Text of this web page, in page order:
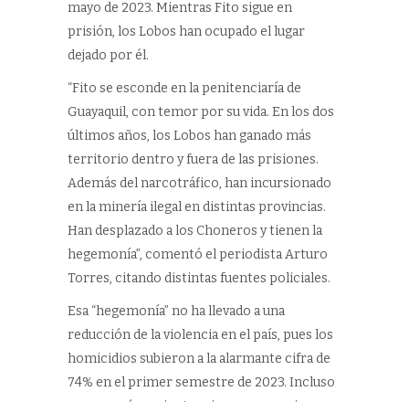
mayo de 2023. Mientras Fito sigue en
prisión, los Lobos han ocupado el lugar
dejado por él.
“Fito se esconde en la penitenciaría de
Guayaquil, con temor por su vida. En los dos
últimos años, los Lobos han ganado más
territorio dentro y fuera de las prisiones.
Además del narcotráfico, han incursionado
en la minería ilegal en distintas provincias.
Han desplazado a los Choneros y tienen la
hegemonía”, comentó el periodista Arturo
Torres, citando distintas fuentes policiales.
Esa “hegemonía” no ha llevado a una
reducción de la violencia en el país, pues los
homicidios subieron a la alarmante cifra de
74% en el primer semestre de 2023. Incluso